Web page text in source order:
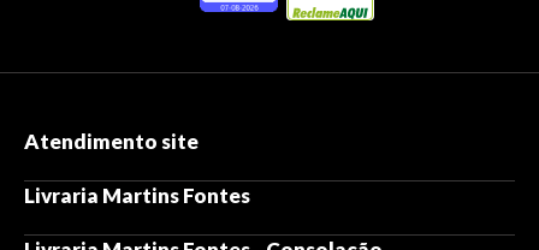
Atendimento site
Livraria Martins Fontes